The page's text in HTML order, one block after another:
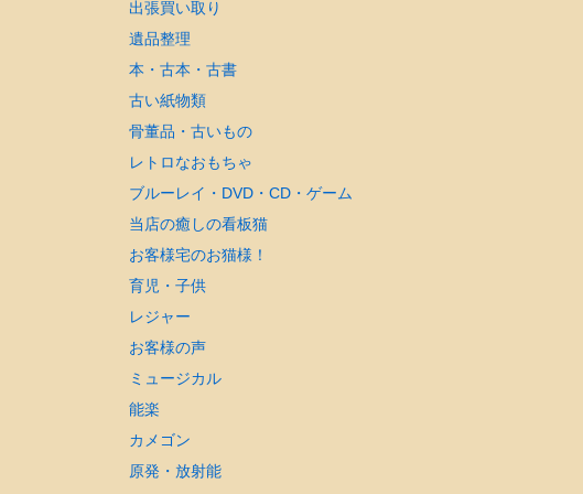
出張買い取り
遺品整理
本・古本・古書
古い紙物類
骨董品・古いもの
レトロなおもちゃ
ブルーレイ・DVD・CD・ゲーム
当店の癒しの看板猫
お客様宅のお猫様！
育児・子供
レジャー
お客様の声
ミュージカル
能楽
カメゴン
原発・放射能